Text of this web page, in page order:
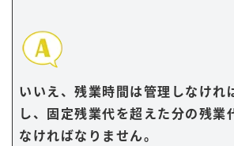
いいえ、残業時間は管理しなけれ
し、固定残業代を超えた分の残業
なければなりません。